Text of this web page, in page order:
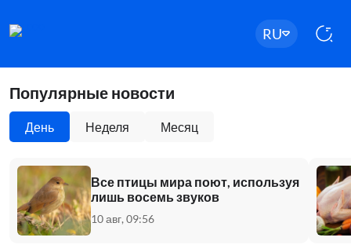
RU
Популярные новости
День Неделя Месяц
Все птицы мира поют, используя
лишь восемь звуков
10 авг, 09:56